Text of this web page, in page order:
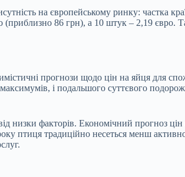
на європейському ринку: частка
(приблизно 86 грн), а 10 штук – 2,19 євро.
прогнози щодо цін на яйця для
і подальшого суттєвого
низки факторів. Економічний прогноз
птиця традиційно несеться менш